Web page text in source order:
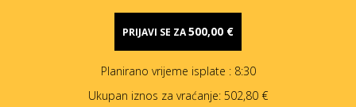
PRIJAVI SE ZA500,00 €
Planirano vrijeme isplate : 8:30
Ukupan iznos za vraćanje: 502,80 €